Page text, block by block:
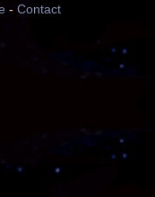
- Contact